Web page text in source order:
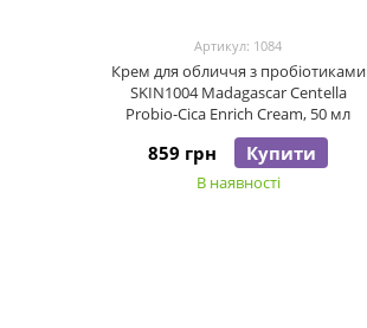
Артикул: 1084
Крем для обличчя з пробіотиками
SKIN1004 Madagascar Centella
Probio-Cica Enrich Cream, 50 мл
859 грн Купити
В наявності